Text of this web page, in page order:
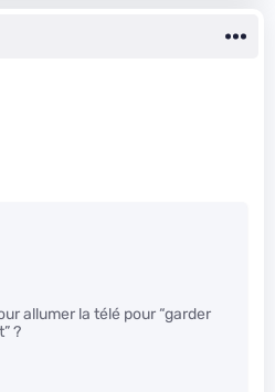
allumer la télé pour “garder
?